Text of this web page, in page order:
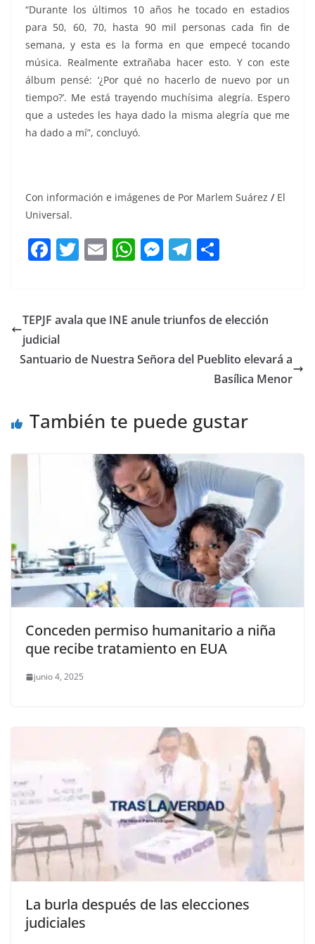
“Durante los últimos 10 años he tocado en estadios
para 50, 60, 70, hasta 90 mil personas cada fin de
semana, y esta es la forma en que empecé tocando
música. Realmente extrañaba hacer esto. Y con este
álbum pensé: ‘¿Por qué no hacerlo de nuevo por un
tiempo?’. Me está trayendo muchísima alegría. Espero
que a ustedes les haya dado la misma alegría que me
ha dado a mí”, concluyó.
Con información e imágenes de Por Marlem Suárez / El
Universal.
F
e
b
o
T
er
E
l
W
s
p
M
e
g
T
gr
m
p
tir
TEPJF avala que INE anule triunfos de elección
judicial
Santuario de Nuestra Señora del Pueblito elevará a
Basílica Menor
También te puede gustar
Conceden permiso humanitario a niña
que recibe tratamiento en EUA
junio 4, 2025
La burla después de las elecciones
judiciales